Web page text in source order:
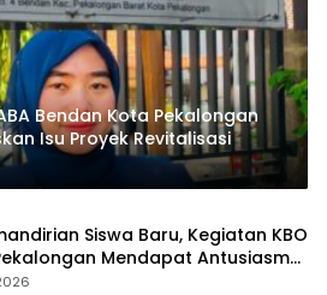
Bendan Kota Pekalongan
Isu Proyek Revitalisasi
Siswa Baru, Kegiatan KBO
Mendapat Antusiasme
Positif Orang Tua Murid